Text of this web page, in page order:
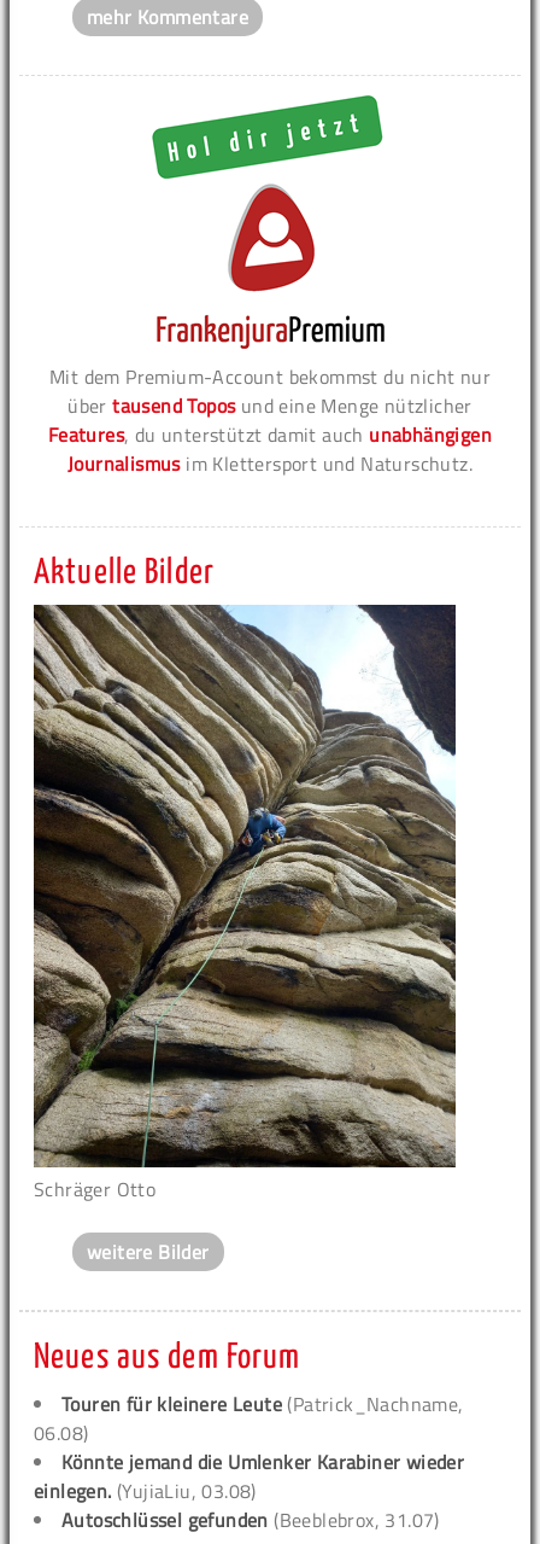
mehr Kommentare
Mit dem Premium-Account bekommst du nicht nur
übertausend Toposund eine Menge nützlicher
Features, du unterstützt damit auch unabhängigen
Journalismusim Klettersport und Naturschutz.
Aktuelle Bilder
Schräger Otto
weitere Bilder
Neues aus dem Forum
Touren für kleinere Leute (Patrick_Nachname,
06.08)
Könnte jemand die Umlenker Karabiner wieder
einlegen. (YujiaLiu, 03.08)
Autoschlüssel gefunden (Beeblebrox, 31.07)